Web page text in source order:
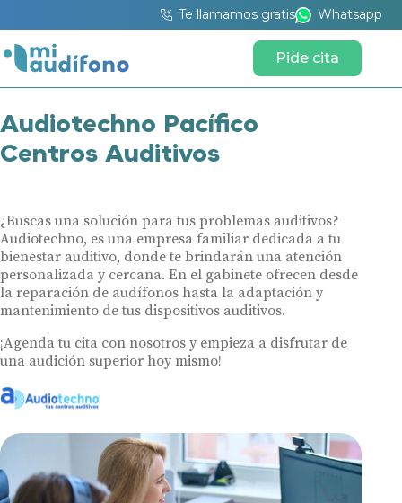
Te llamamos gratis Whatsapp
Pide cita
Audiotechno Pacífico
Centros Auditivos
¿Buscas una solución para tus problemas auditivos?
Audiotechno, es una empresa familiar dedicada a tu
bienestar auditivo, donde te brindarán una atención
personalizada y cercana. En el gabinete ofrecen desde
la reparación de audífonos hasta la adaptación y
mantenimiento de tus dispositivos auditivos.
¡Agenda tu cita con nosotros y empieza a disfrutar de
una audición superior hoy mismo!